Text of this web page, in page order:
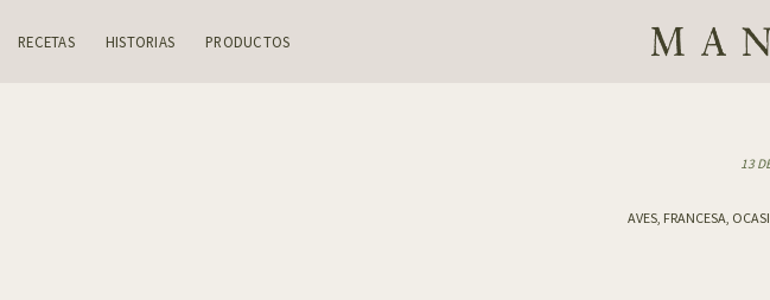
RECETAS HISTORIAS PRODUCTOS
13
AVES, FRANCESA,